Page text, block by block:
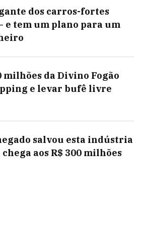
dos carros-fortes
e tem um plano para um
milhões da Divino Fogão
e levar bufê livre
salvou esta indústria
aos R$ 300 milhões